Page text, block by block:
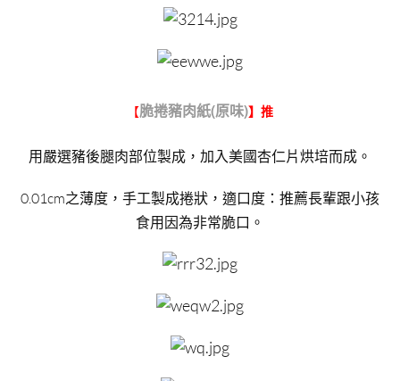
【脆捲豬肉紙(原味)】推
用嚴選豬後腿肉部位製成，加入美國杏仁片烘培而成。
0.01cm之薄度，手工製成捲狀，適口度：推薦長輩跟小孩
食用因為非常脆口。